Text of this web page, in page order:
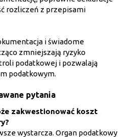
rozliczeń z przepisami
i świadome
zmniejszają ryzyko
podatkowej i pozwalają
podatkowym.
pytania
zakwestionować koszt
wystarcza. Organ podatkowy